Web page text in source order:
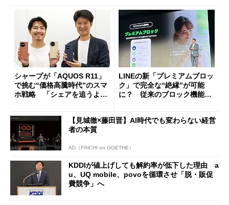
シャープが「AQUOS R11」
で挑む“価格高騰時代”のスマ
ホ戦略 「シェアを追うより
LINEの新「プレミアムブロッ
ク」で完全な“絶縁”が可能
に？ 従来のブロック機能と
【見城徹×藤田晋】AI時代でも変わらない経営
者の本質
AD（FINCHI on GOETHE）
KDDIが値上げしても解約率が低下した理由 a
u、UQ mobile、povoを循環させ「脱・販促
費競争」へ